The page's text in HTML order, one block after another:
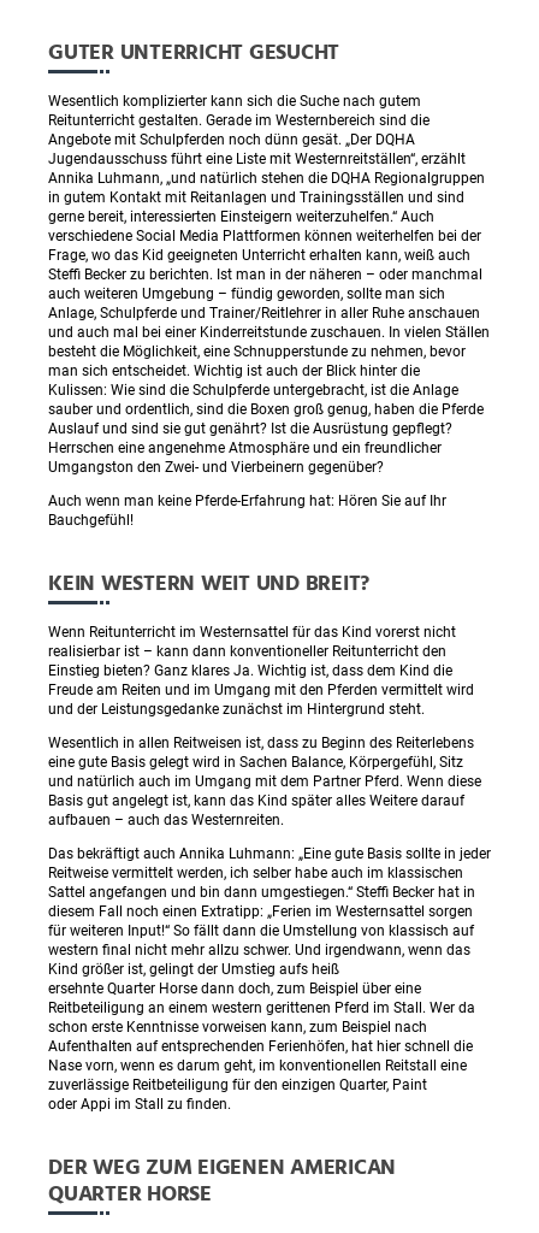
GUTER UNTERRICHT GESUCHT
Wesentlich komplizierter kann sich die Suche nach gutem
Reitunterricht gestalten. Gerade im Westernbereich sind die
Angebote mit Schulpferden noch dünn gesät. „Der DQHA
Jugendausschuss führt eine Liste mit Westernreitställen“, erzählt
Annika Luhmann, „und natürlich stehen die DQHA Regionalgruppen
in gutem Kontakt mit Reitanlagen und Trainingsställen und sind
gerne bereit, interessierten Einsteigern weiterzuhelfen.“ Auch
verschiedene Social Media Plattformen können weiterhelfen bei der
Frage, wo das Kid geeigneten Unterricht erhalten kann, weiß auch
Steffi Becker zu berichten. Ist man in der näheren – oder manchmal
auch weiteren Umgebung – fündig geworden, sollte man sich
Anlage, Schulpferde und Trainer/Reitlehrer in aller Ruhe anschauen
und auch mal bei einer Kinderreitstunde zuschauen. In vielen Ställen
besteht die Möglichkeit, eine Schnupperstunde zu nehmen, bevor
man sich entscheidet. Wichtig ist auch der Blick hinter die
Kulissen: Wie sind die Schulpferde untergebracht, ist die Anlage
sauber und ordentlich, sind die Boxen groß genug, haben die Pferde
Auslauf und sind sie gut genährt? Ist die Ausrüstung gepflegt?
Herrschen eine angenehme Atmosphäre und ein freundlicher
Umgangston den Zwei- und Vierbeinern gegenüber?
Auch wenn man keine Pferde-Erfahrung hat: Hören Sie auf Ihr
Bauchgefühl!
KEIN WESTERN WEIT UND BREIT?
Wenn Reitunterricht im Westernsattel für das Kind vorerst nicht
realisierbar ist – kann dann konventioneller Reitunterricht den
Einstieg bieten? Ganz klares Ja. Wichtig ist, dass dem Kind die
Freude am Reiten und im Umgang mit den Pferden vermittelt wird
und der Leistungsgedanke zunächst im Hintergrund steht.
Wesentlich in allen Reitweisen ist, dass zu Beginn des Reiterlebens
eine gute Basis gelegt wird in Sachen Balance, Körpergefühl, Sitz
und natürlich auch im Umgang mit dem Partner Pferd. Wenn diese
Basis gut angelegt ist, kann das Kind später alles Weitere darauf
aufbauen – auch das Westernreiten.
Das bekräftigt auch Annika Luhmann: „Eine gute Basis sollte in jeder
Reitweise vermittelt werden, ich selber habe auch im klassischen
Sattel angefangen und bin dann umgestiegen.“ Steffi Becker hat in
diesem Fall noch einen Extratipp: „Ferien im Westernsattel sorgen
für weiteren Input!“ So fällt dann die Umstellung von klassisch auf
western final nicht mehr allzu schwer. Und irgendwann, wenn das
Kind größer ist, gelingt der Umstieg aufs heiß
ersehnte Quarter Horse dann doch, zum Beispiel über eine
Reitbeteiligung an einem western gerittenen Pferd im Stall. Wer da
schon erste Kenntnisse vorweisen kann, zum Beispiel nach
Aufenthalten auf entsprechenden Ferienhöfen, hat hier schnell die
Nase vorn, wenn es darum geht, im konventionellen Reitstall eine
zuverlässige Reitbeteiligung für den einzigen Quarter, Paint
oder Appi im Stall zu finden.
DER WEG ZUM EIGENEN AMERICAN
QUARTER HORSE